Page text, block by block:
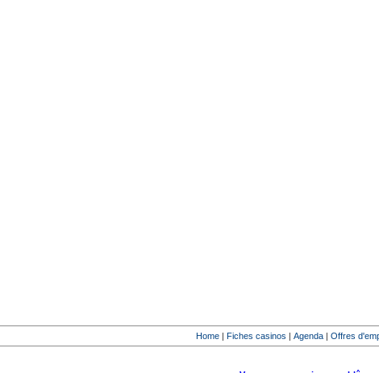
Home | Fiches casinos | Agenda | Offres